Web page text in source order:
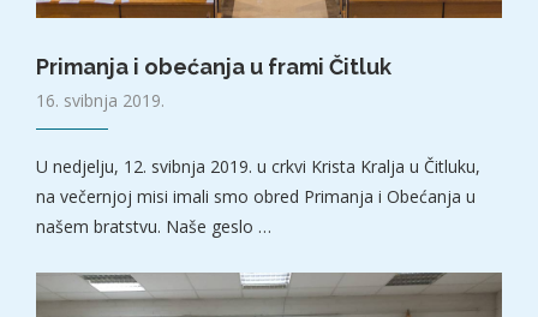
Primanja i obećanja u frami Čitluk
16. svibnja 2019.
U nedjelju, 12. svibnja 2019. u crkvi Krista Kralja u Čitluku,
na večernjoj misi imali smo obred Primanja i Obećanja u
našem bratstvu. Naše geslo …